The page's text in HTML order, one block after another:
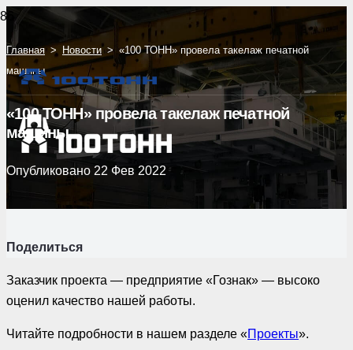
Главная > Новости > «100 ТОНН» провела такелаж печатной
машины
«100 ТОНН» провела такелаж печатной
машины
Опубликовано 22 Фев 2022
Поделиться
Заказчик проекта — предприятие «Гознак» — высоко
оценил качество нашей работы.
Читайте подробности в нашем разделе «Проекты».